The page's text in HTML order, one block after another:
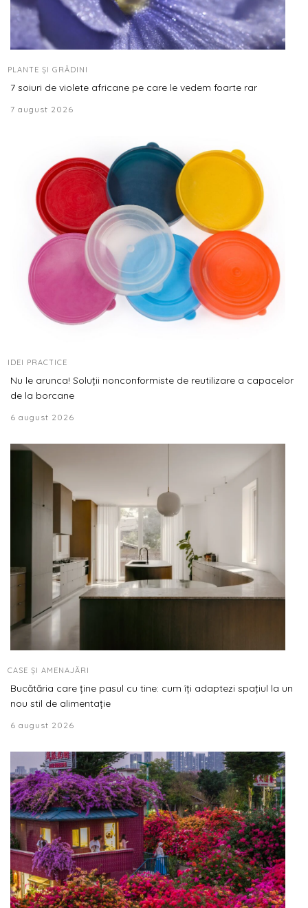
PLANTE ȘI GRĂDINI
7 soiuri de violete africane pe care le vedem foarte rar
7 august 2026
IDEI PRACTICE
Nu le arunca! Soluții nonconformiste de reutilizare a capacelor
de la borcane
6 august 2026
CASE ȘI AMENAJĂRI
Bucătăria care ține pasul cu tine: cum îți adaptezi spațiul la un
nou stil de alimentație
6 august 2026